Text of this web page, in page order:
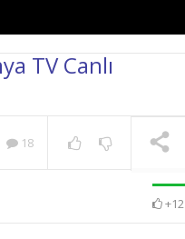
TV Canlı
18
+12